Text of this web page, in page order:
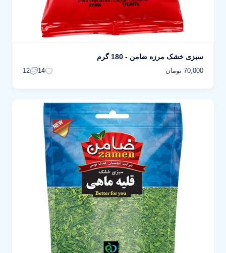
سبزی خشک مرزه ضامن - 180 گرم
70,000 تومان 14
12